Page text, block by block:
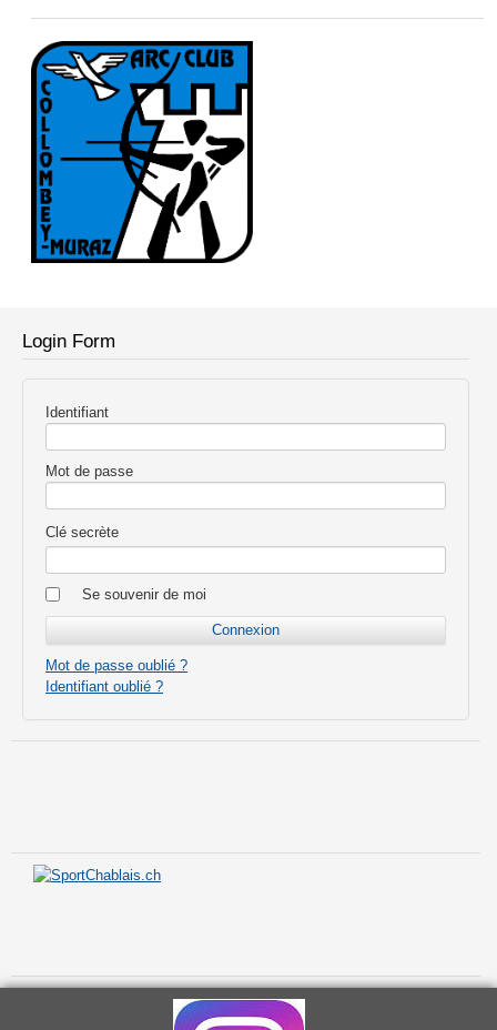
Login Form
Identifiant
Mot de passe
Clé secrète
Se souvenir de moi
Mot de passe oublié ?
Identifiant oublié ?